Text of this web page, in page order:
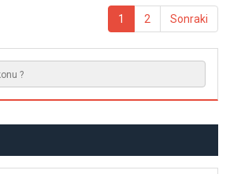
1 2 Sonraki